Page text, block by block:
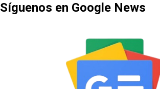
Síguenos en Google News